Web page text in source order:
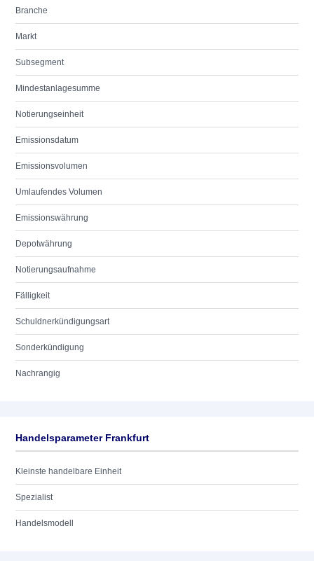
Branche
Markt
Subsegment
Mindestanlagesumme
Notierungseinheit
Emissionsdatum
Emissionsvolumen
Umlaufendes Volumen
Emissionswährung
Depotwährung
Notierungsaufnahme
Fälligkeit
Schuldnerkündigungsart
Sonderkündigung
Nachrangig
Handelsparameter Frankfurt
Kleinste handelbare Einheit
Spezialist
Handelsmodell